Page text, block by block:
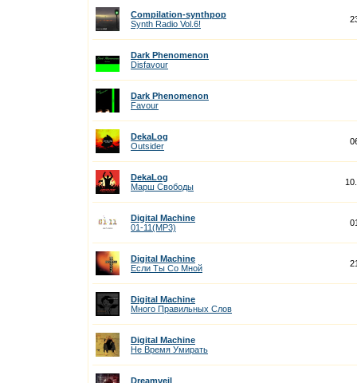
Compilation-synthpop
Synth Radio Vol.6!
Dark Phenomenon
Disfavour
Dark Phenomenon
Favour
DekaLog
Outsider
DekaLog
Марш Свободы
Digital Machine
01-11(MP3)
Digital Machine
Если Ты Со Мной
Digital Machine
Много Правильных Слов
Digital Machine
Не Время Умирать
Dreamveil